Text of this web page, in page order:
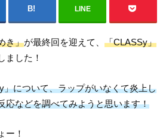
LINE
き」が最終回を迎えて、「CLASSy」
ました！
」について、ラップがいなくて炎上し
応などを調べてみようと思います！
ー！